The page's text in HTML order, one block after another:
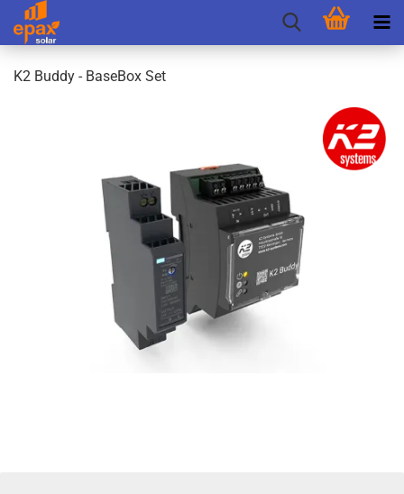
K2 Buddy - Base­Box Set